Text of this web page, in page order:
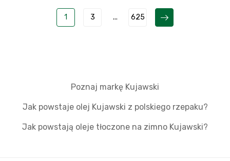
1 3 ... 625
Poznaj markę Kujawski
Jak powstaje olej Kujawski z polskiego rzepaku?
Jak powstają oleje tłoczone na zimno Kujawski?